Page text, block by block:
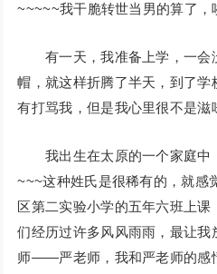
~~~~~我干脆转世当男的算了，
有一天，我准备上学，一会
帽，就这样折腾了半天，到了
有打骂我，但是我心里很不是滋
我出生在太原的一个家庭中
~~~这种姓氏是很稀有的，就感
区第二实验小学的五年六班上
们经历过许多风风雨雨，最让
师——严老师，我和严老师的感